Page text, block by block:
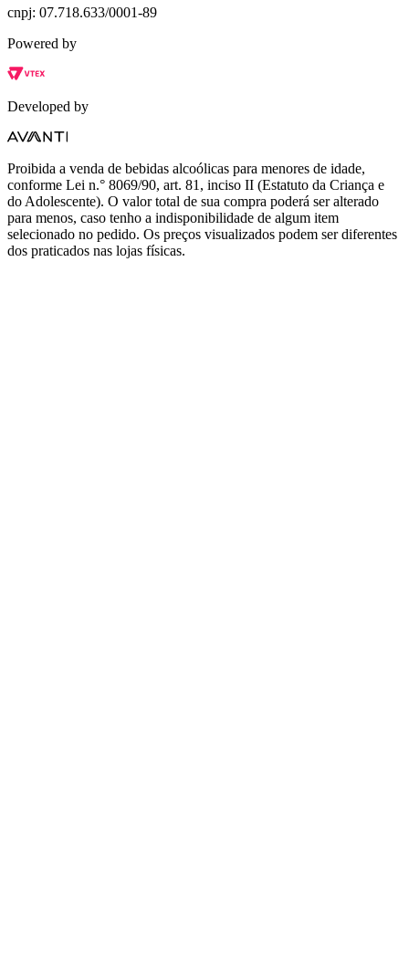
cnpj: 07.718.633/0001-89
Powered by
Developed by
Proibida a venda de bebidas alcoólicas para menores de idade,
conforme Lei n.° 8069/90, art. 81, inciso II (Estatuto da Criança e
do Adolescente). O valor total de sua compra poderá ser alterado
para menos, caso tenho a indisponibilidade de algum item
selecionado no pedido. Os preços visualizados podem ser diferentes
dos praticados nas lojas físicas.